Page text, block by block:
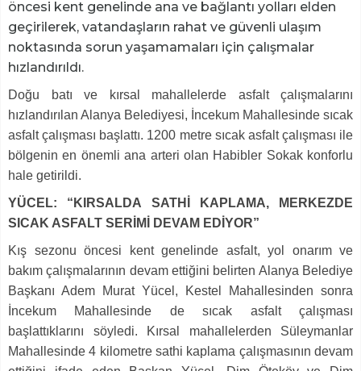
öncesi kent genelinde ana ve bağlantı yolları elden
geçirilerek, vatandaşların rahat ve güvenli ulaşım
noktasında sorun yaşamamaları için çalışmalar
hızlandırıldı.
Doğu batı ve kırsal mahallelerde asfalt çalışmalarını
hızlandırılan Alanya Belediyesi, İncekum Mahallesinde sıcak
asfalt çalışması başlattı. 1200 metre sıcak asfalt çalışması ile
bölgenin en önemli ana arteri olan Habibler Sokak konforlu
hale getirildi.
YÜCEL: “KIRSALDA SATHİ KAPLAMA, MERKEZDE
SICAK ASFALT SERİMİ DEVAM EDİYOR”
Kış sezonu öncesi kent genelinde asfalt, yol onarım ve
bakım çalışmalarının devam ettiğini belirten Alanya Belediye
Başkanı Adem Murat Yücel, Kestel Mahallesinden sonra
İncekum Mahallesinde de sıcak asfalt çalışması
başlattıklarını söyledi. Kırsal mahallelerden Süleymanlar
Mahallesinde 4 kilometre sathi kaplama çalışmasının devam